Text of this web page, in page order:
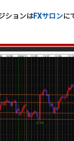
ションはFXサロンに